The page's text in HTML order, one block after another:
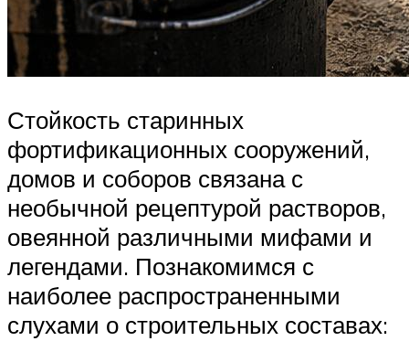
Стойкость старинных
фортификационных сооружений,
домов и соборов связана с
необычной рецептурой растворов,
овеянной различными мифами и
легендами. Познакомимся с
наиболее распространенными
слухами о строительных составах: